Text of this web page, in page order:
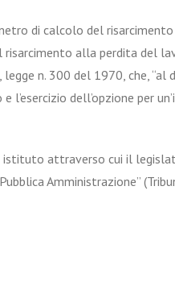
di calcolo del
risarcimento alla perdita del
legge n. 300 del 1970, che,
l’esercizio dell’opzione per
istituto attraverso cui il
Amministrazione”